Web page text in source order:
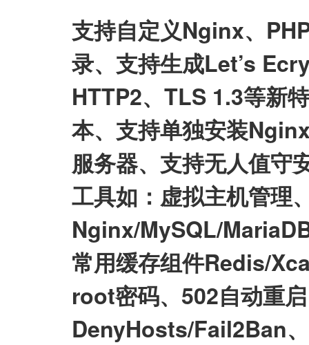
支持自定义Nginx、
录、支持生成Let’s
HTTP2、TLS 1.3等新
本、支持单独安装
服务器、支持无人值守
工具如：虚拟主机管理
Nginx/MySQL/
常用缓存组件Redis/
root密码、502自动重
DenyHosts/Fail2Ban